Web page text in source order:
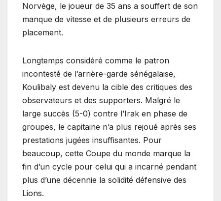
Norvège, le joueur de 35 ans a souffert de son
manque de vitesse et de plusieurs erreurs de
placement.
​Longtemps considéré comme le patron
incontesté de l’arrière-garde sénégalaise,
Koulibaly est devenu la cible des critiques des
observateurs et des supporters. Malgré le
large succès (5-0) contre l’Irak en phase de
groupes, le capitaine n’a plus rejoué après ses
prestations jugées insuffisantes. Pour
beaucoup, cette Coupe du monde marque la
fin d’un cycle pour celui qui a incarné pendant
plus d’une décennie la solidité défensive des
Lions.